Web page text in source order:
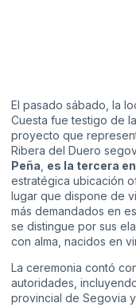
El pasado sábado, la
Cuesta fue testigo de
proyecto que
Ribera del Duero
Peña es la tercera
estratégica ubicación
lugar que dispone de
más demandados en
se distingue por sus
con alma, nacidos en
La ceremonia contó
autoridades,
provincial de Segovia